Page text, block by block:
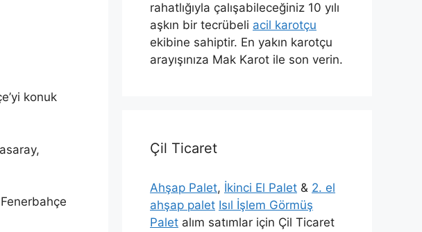
konuk
Fenerbahçe
rahatlığıyla çalışabileceğiniz 10 yılı
aşkın bir tecrübeli acil karotçu
ekibine sahiptir. En yakın karotçu
arayışınıza Mak Karot ile son verin.
Çil Ticaret
Ahşap Palet, İkinci El Palet & 2. el
ahşap palet Isıl İşlem Görmüş
Palet alım satımlar için Çil Ticaret